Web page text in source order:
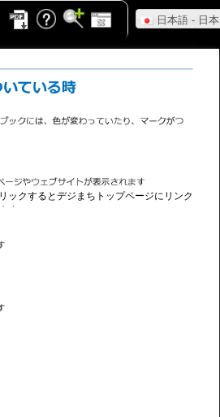
日本語 - 日本
ックするとデジまちトップページにリンク
す